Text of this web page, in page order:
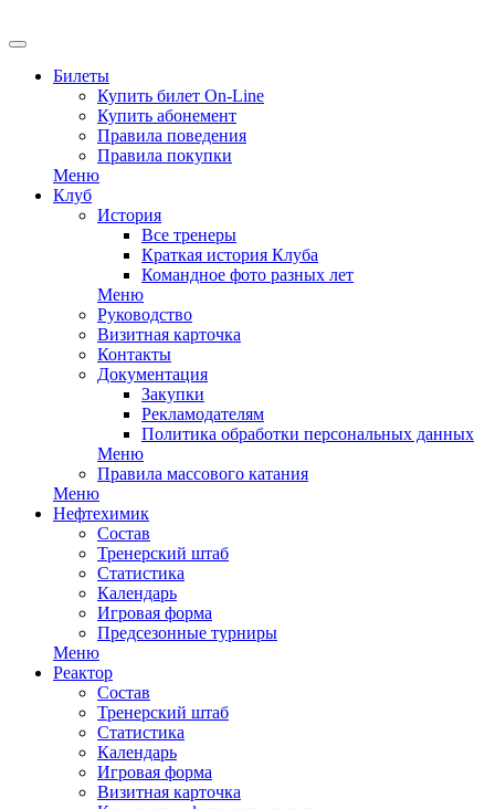
Билеты
Купить билет On-Line
Купить абонемент
Правила поведения
Правила покупки
Меню
Клуб
История
Все тренеры
Краткая история Клуба
Командное фото разных лет
Меню
Руководство
Визитная карточка
Контакты
Документация
Закупки
Рекламодателям
Политика обработки персональных данных
Меню
Правила массового катания
Меню
Нефтехимик
Состав
Тренерский штаб
Статистика
Календарь
Игровая форма
Предсезонные турниры
Меню
Реактор
Состав
Тренерский штаб
Статистика
Календарь
Игровая форма
Визитная карточка